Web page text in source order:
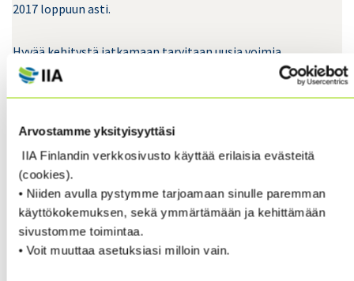
Arvostamme yksityisyyttäsi
IIA Finlandin verkkosivusto käyttää erilaisia evästeitä
(cookies).
• Niiden avulla pystymme tarjoamaan sinulle paremman
käyttökokemuksen, sekä ymmärtämään ja kehittämään
sivustomme toimintaa.
• Voit muuttaa asetuksiasi milloin vain.
2017 loppuun asti.
Hyvää kehitystä jatkamaan tarvitaan uusia voimia.
Sekä toiminnanjohtajan että koulutussihteerin
tehtävät tulevatkin pian avoimeen hakuun. Pyrimme
näköalapaikaksi alalle ja suomalaiseen liike-elämään
Avoimeksi tulevat paikat ovat upea mahdollisuus
kehittyä sisäisen tarkastuksen ammattilaisena ja
viedä alaamme eteenpäin.
Yhteistyöterveisin,